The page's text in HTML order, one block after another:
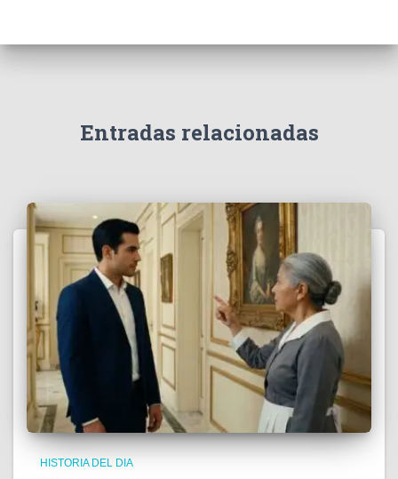
Entradas relacionadas
HISTORIA DEL DIA